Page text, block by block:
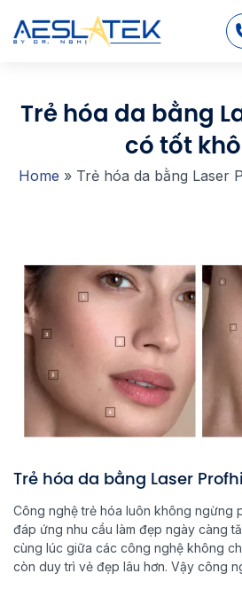
Trẻ hóa da bằng
có tốt
Home » Trẻ hóa da bằng Laser
Trẻ hóa da bằng Laser
Công nghệ trẻ hóa luôn không ngừng
đáp ứng nhu cầu làm đẹp ngày càng
cùng lúc giữa các công nghệ không
còn duy trì vẻ đẹp lâu hơn. Vậy công